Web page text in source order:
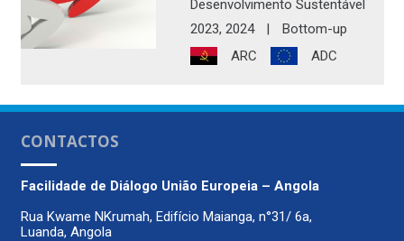
Desenvolvimento Sustentável
2023, 2024
Bottom-up
ARC
ADC
CONTACTOS
Facilidade de Diálogo União Europeia – Angola
Rua Kwame NKrumah, Edifício Maianga, n°31/ 6a,
Luanda, Angola